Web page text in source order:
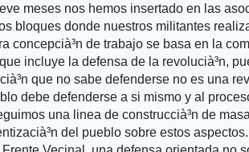
meses nos hemos insertado en las
bloques donde nuestros militantes
concepcià³n de trabajo se basa en la
incluye la defensa de la revolucià³n,
que no sabe defenderse no es una
debe defenderse a si mismo y al
una linea de construccià³n de
del pueblo sobre estos